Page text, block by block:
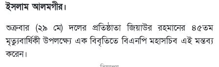
ইসলাম আলমগীর।
শুক্রবার (২৯ মে) দলের প্রতিষ্ঠাতা জিয়াউর রহমানের ৪৫তম
মৃত্যুবার্ষিকী উপলক্ষ্যে এক বিবৃতিতে বিএনপি মহাসচিব এই মন্তব্য
করেন।